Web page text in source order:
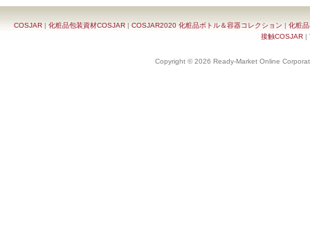
COSJAR 化粧品包装資材COSJAR COSJAR2020 化粧品ボトル＆容器コレクション
化粧
接触COSJAR|
Copyright © 2026 Ready-Market Online